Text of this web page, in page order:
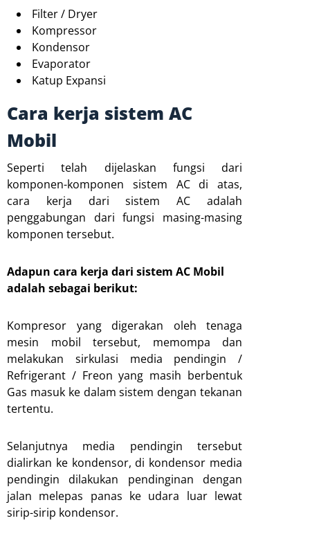
Filter / Dryer
Kompressor
Kondensor
Evaporator
Katup Expansi
Cara kerja sistem AC
Mobil
Seperti telah dijelaskan fungsi dari
komponen-komponen sistem AC di atas,
cara kerja dari sistem AC adalah
penggabungan dari fungsi masing-masing
komponen tersebut.
Adapun cara kerja dari sistem AC Mobil
adalah sebagai berikut:
Kompresor yang digerakan oleh tenaga
mesin mobil tersebut, memompa dan
melakukan sirkulasi media pendingin /
Refrigerant / Freon yang masih berbentuk
Gas masuk ke dalam sistem dengan tekanan
tertentu.
Selanjutnya media pendingin tersebut
dialirkan ke kondensor, di kondensor media
pendingin dilakukan pendinginan dengan
jalan melepas panas ke udara luar lewat
sirip-sirip kondensor.